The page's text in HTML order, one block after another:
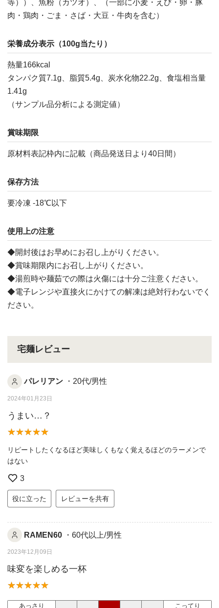
等））、魚粉（カツオ）、（一部に小麦・えび・卵・豚
肉・鶏肉・ごま・さば・大豆・牛肉を含む）
栄養成分表示（100g当たり）
熱量166kcal
タンパク質7.1g、脂質5.4g、炭水化物22.2g、食塩相当量
1.41g
（サンプル品分析による測定値）
賞味期限
原材料表記枠内に記載（商品発送日より40日間）
保存方法
要冷凍 -18℃以下
使用上の注意
◆開封後はお早めにお召し上がりください。
◆賞味期限内にお召し上がりください。
◆湯煎時や麺茹での際は火傷には十分ご注意ください。
◆電子レンジや直接火にかけての解凍は絶対行わないでく
ださい。
宅麺レビュー
パレリアン ・20代/男性
2024年01月23日
うまい…？
リピートしたくなるほど美味しくもなく覚えるほどのラーメンで
はない
3
役に立った レビューを共有
RAMEN60 ・60代以上/男性
2023年12月09日
味変を楽しめる一杯
あっさり こってり